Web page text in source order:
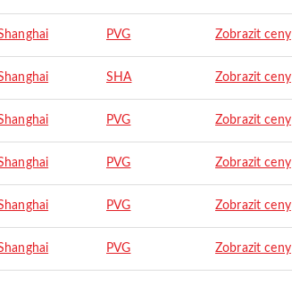
PVG Zobrazit ceny
SHA Zobrazit ceny
PVG Zobrazit ceny
PVG Zobrazit ceny
PVG Zobrazit ceny
PVG Zobrazit ceny